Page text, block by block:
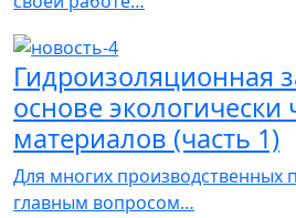
Гидроизоляционная
основе экологически
материалов (часть 1)
Для многих производственных
главным вопросом…